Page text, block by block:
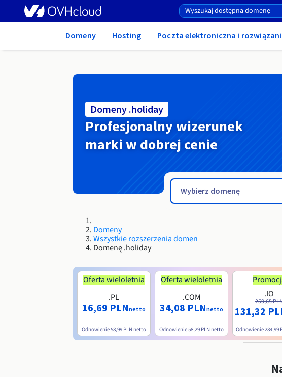
Domeny Hosting Poczta elektroniczna i
Domeny .holiday
Profesjonalny wizerunek
marki w dobrej cenie
Domeny
Wszystkie rozszerzenia domen
Domenę .holiday
Oferta wieloletnia
.PL
16,69 PLNnetto
Odnowienie58,99 PLN netto
Oferta wieloletnia
.COM
34,08 PLNnetto
Odnowienie58,29 PLN netto
.IO
250,65
131,32
Odnowienie284,99